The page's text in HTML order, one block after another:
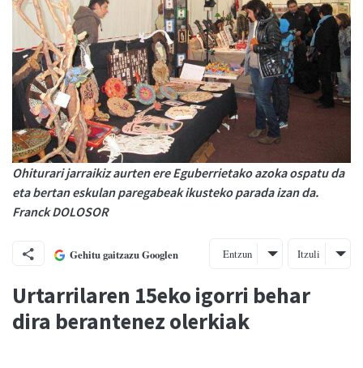
Ohiturari jarraikiz aurten ere Eguberrietako azoka ospatu da
eta bertan eskulan paregabeak ikusteko parada izan da.
Franck DOLOSOR
Gehitu gaitzazu Googlen Entzun Itzuli
Urtarrilaren 15eko igorri behar
dira berantenez olerkiak